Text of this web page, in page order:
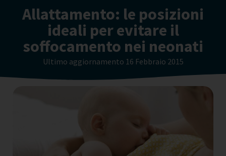
Allattamento: le posizioni
ideali per evitare il
soffocamento nei neonati
Ultimo aggiornamento 16 Febbraio 2015